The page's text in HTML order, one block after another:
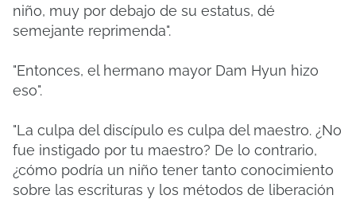
niño, muy por debajo de su estatus, dé
semejante reprimenda".
"Entonces, el hermano mayor Dam Hyun hizo
eso".
"La culpa del discípulo es culpa del maestro. ¿No
fue instigado por tu maestro? De lo contrario,
¿cómo podría un niño tener tanto conocimiento
sobre las escrituras y los métodos de liberación